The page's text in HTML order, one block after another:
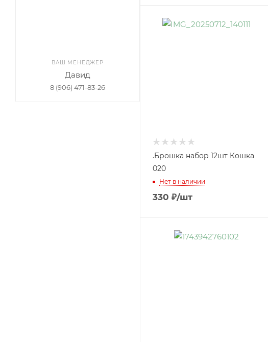
.Брошка набор 12шт Кошка
020
Нет в наличии
330 ₽/шт
ВАШ МЕНЕДЖЕР
Давид
8 (906) 471-83-26